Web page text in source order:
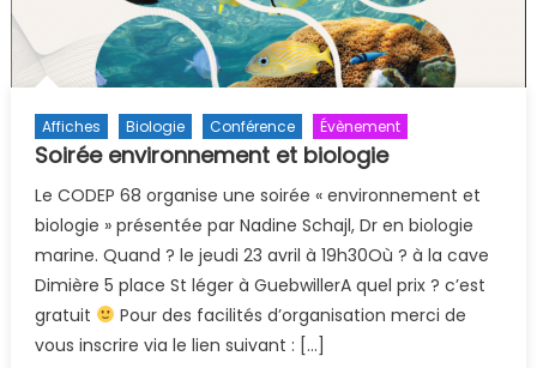
Affiches Biologie Conférence Évènement
Soirée environnement et biologie
Le CODEP 68 organise une soirée « environnement et
biologie » présentée par Nadine Schajl, Dr en biologie
marine. Quand ? le jeudi 23 avril à 19h30Où ? à la cave
Dimière 5 place St léger à GuebwillerA quel prix ? c’est
gratuit
Pour des facilités d’organisation merci de
vous inscrire via le lien suivant : […]